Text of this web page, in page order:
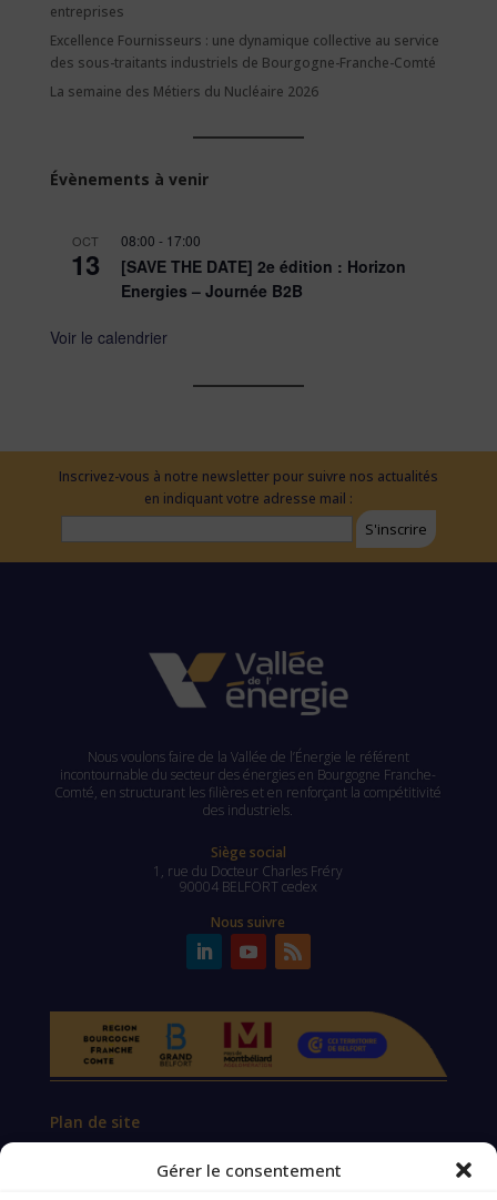
Gérer le consentement
entreprises
Excellence Fournisseurs : une dynamique collective au service
des sous-traitants industriels de Bourgogne-Franche-Comté
La semaine des Métiers du Nucléaire 2026
Évènements à venir
OCT
13
08:00 - 17:00
[SAVE THE DATE] 2e édition : Horizon
Energies – Journée B2B
Voir le calendrier
Inscrivez-vous à notre newsletter pour suivre nos actualités
en indiquant votre adresse mail :
Nous voulons faire de la Vallée de l’Énergie le référent
incontournable du secteur des énergies en Bourgogne Franche-
Comté, en structurant les filières et en renforçant la compétitivité
des industriels.
Siège social
1, rue du Docteur Charles Fréry
90004 BELFORT cedex
Nous suivre
Plan de site